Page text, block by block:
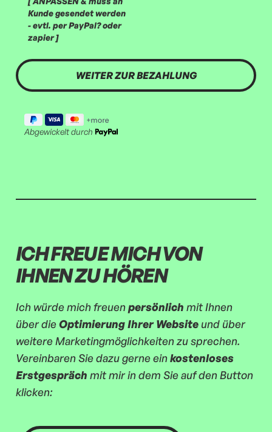
Kunde gesendet werden
- evtl. per PayPal? oder
zapier ]
Abgewickelt durch
ICH FREUE MICH VON
IHNEN ZU HÖREN
Ich würde mich freuenpersönlich mit Ihnen
über dieOptimierung Ihrer Website und über
weitere Marketingmöglichkeiten zu sprechen.
Vereinbaren Sie dazu gerne einkostenloses
Erstgespräch mit mir in dem Sie auf den Button
klicken: